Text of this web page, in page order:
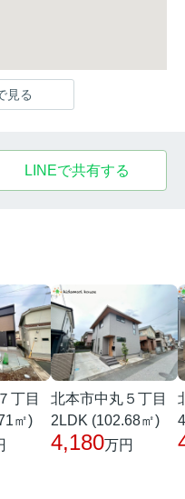
見る
LINEで共有する
丁目
㎡)
北本市中丸５丁目
2LDK (102.68㎡)
4,180万円